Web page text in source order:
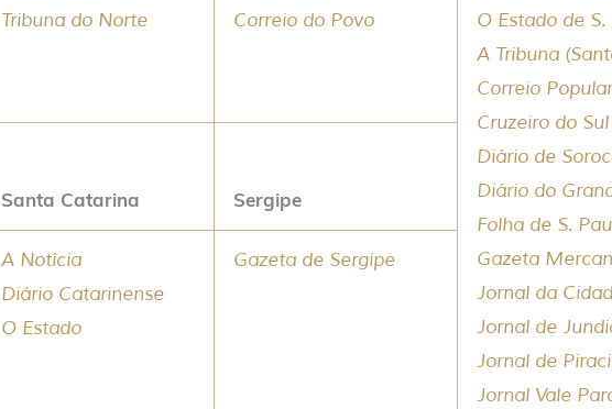
Tribuna do Norte
Correio do Povo
O Estado de S.
A Tribuna
Correio
Cruzeiro do
Diário de
Diário do
Folha de S.
Gazeta
Jornal da
Jornal de
Jornal de
Jornal Vale
Santa Catarina Sergipe
A Notícia
Diário Catarinense
O Estado
Gazeta de Sergipe